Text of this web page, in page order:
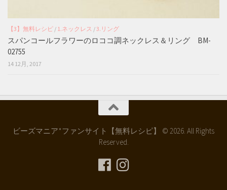
【3】無料レシピ / 1.ネックレス /3.リング
スパンコールフラワーのロココ調ネックレス＆リング BM-
02755
14 12月, 2017
ビーズマニア*ファンサイト【無料レシピ】 © 2026. All Rights
Reserved.